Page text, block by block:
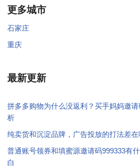
更多城市
石家庄
重庆
最新更新
拼多多购物为什么没返利？买手妈妈邀
析
纯卖货和沉淀品牌，广告投放的打法差在
普通账号领券和填蜜源邀请码999333有
白